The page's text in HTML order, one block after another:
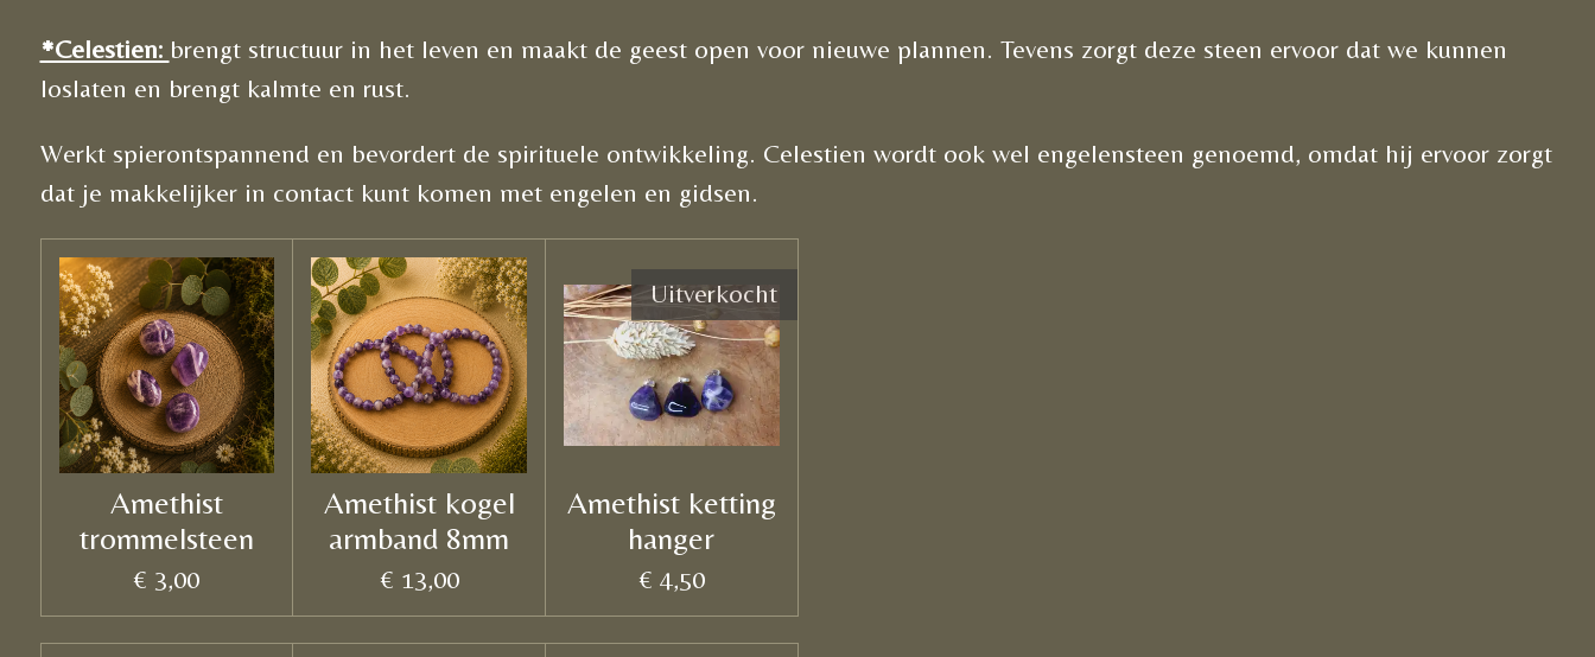
*Celestien: brengt structuur in het leven en maakt de geest open voor nieuwe plannen. Tevens zorgt deze steen ervoor dat we kunnen
loslaten en brengt kalmte en rust.
Werkt spierontspannend en bevordert de spirituele ontwikkeling. Celestien wordt ook wel engelensteen genoemd, omdat hij ervoor zorgt
dat je makkelijker in contact kunt komen met engelen en gidsen.
Amethist
trommelsteen
€ 3,00
Amethist kogel
armband 8mm
€ 13,00
Uitverkocht
Amethist ketting
hanger
€ 4,50